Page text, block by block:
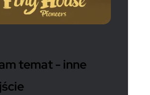
temat - inne